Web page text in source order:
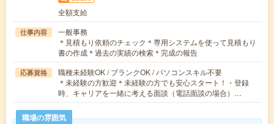
全額支給
仕事内容
一般事務
＊見積もり依頼のチェック＊専用システムを使って見積もり
書の作成＊過去の実績の検索＊完成の報告
応募資格
職種未経験OK / ブランクOK / パソコンスキル不要
＊未経験の方歓迎＊未経験の方でも安心スタート！・登録
時、キャリアを一緒に考える面談（電話面談の場合）…
職場の雰囲気